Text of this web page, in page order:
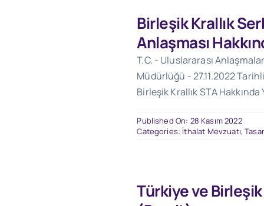
Birleşik Krallık
Anlaşması
T.C. - Uluslararası
Müdürlüğü - 27.11.2022
Birleşik Krallık STA Hakkında
Published On: 28 Kasım 2022
Categories: İthalat Mevzuatı,
Türkiye ve